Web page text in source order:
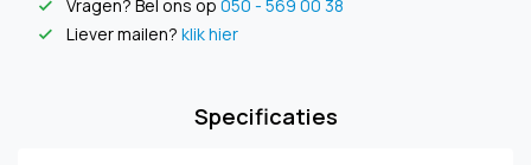
check Vragen? Bel ons op 050 - 569 00 38
check Liever mailen? klik hier
Specificaties